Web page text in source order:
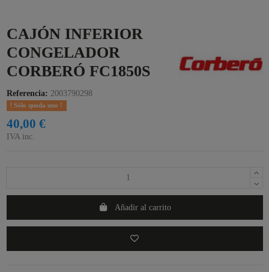
CAJÓN INFERIOR
CONGELADOR
CORBERÓ FC1850S
Referencia: 2003790298
Sólo queda uno !
40,00 €
IVA inc.
Añadir al carrito